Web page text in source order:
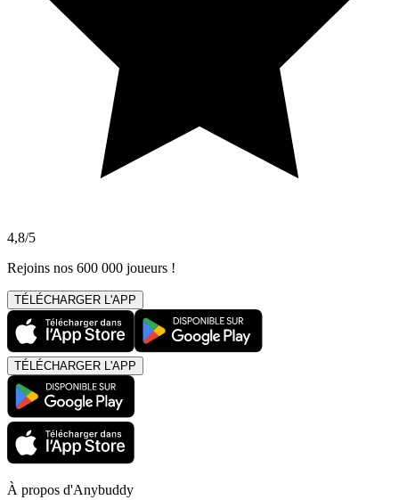
4,8/5
Rejoins nos 600 000 joueurs !
TÉLÉCHARGER L'APP
TÉLÉCHARGER L'APP
À propos d'Anybuddy